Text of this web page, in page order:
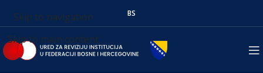
Skip to navigation
Skip to main content
BS